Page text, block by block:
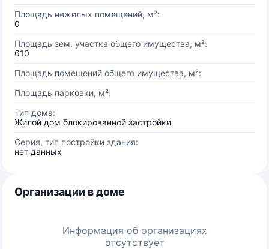
Площадь нежилых помещений, м²:
0
Площадь зем. участка общего имущества, м²:
610
Площадь помещений общего имущества, м²:
Площадь парковки, м²:
Тип дома:
Жилой дом блокированной застройки
Серия, тип постройки здания:
нет данных
Организации в доме
Информация об организациях
отсутствует